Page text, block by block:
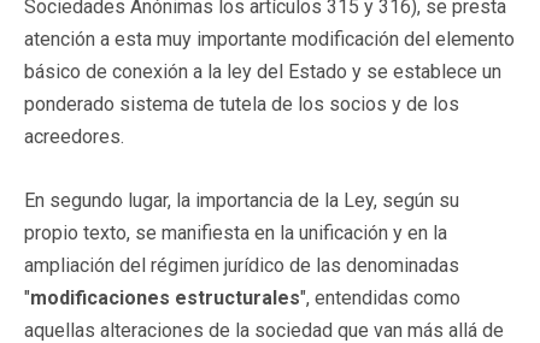
Sociedades Anónimas los artículos 315 y 316), se presta
atención a esta muy importante modificación del elemento
básico de conexión a la ley del Estado y se establece un
ponderado sistema de tutela de los socios y de los
acreedores.
En segundo lugar, la importancia de la Ley, según su
propio texto, se manifiesta en la unificación y en la
ampliación del régimen jurídico de las denominadas
"modificaciones estructurales", entendidas como
aquellas alteraciones de la sociedad que van más allá de